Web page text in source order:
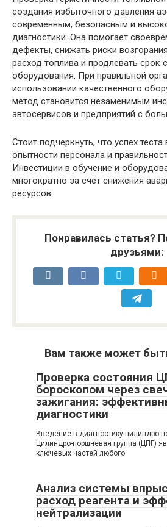
создания избыточного давления
современным, безопасным и
диагностики. Она помогает
дефекты, снижать риски
расход топлива и продлевать срок
оборудования. При правильной
использовании качественного
метод становится незаменимым
автосервисов и предприятий с
Стоит подчеркнуть, что успех
опытности персонала и
Инвестиции в обучение и
многократно за счёт снижения
ресурсов.
Понравилась статья?
друзьями:
Вам также может
Проверка состояния
бороскопом через
зажигания:
диагностики
Введение в диагностику цилиндро-
Цилиндро-поршневая группа (ЦПГ)
ключевых частей любого
Анализ системы
расход реагента и
нейтрализации